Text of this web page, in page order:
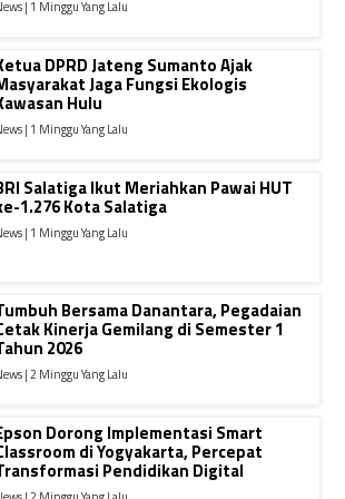
| 1 Minggu Yang Lalu
DPRD Jateng Sumanto Ajak
Jaga Fungsi Ekologis
Hulu
| 1 Minggu Yang Lalu
Salatiga Ikut Meriahkan Pawai HUT
1.276 Kota Salatiga
| 1 Minggu Yang Lalu
Bersama Danantara, Pegadaian
Kinerja Gemilang di Semester 1
2026
| 2 Minggu Yang Lalu
Dorong Implementasi Smart
di Yogyakarta, Percepat
Pendidikan Digital